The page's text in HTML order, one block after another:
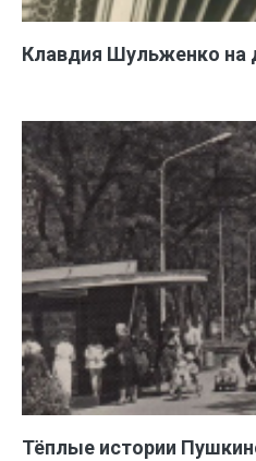
Клавдия Шульженко на
Тёплые истории